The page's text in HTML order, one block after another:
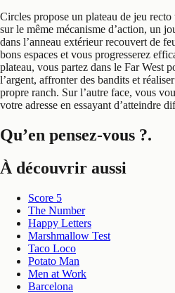
Circles propose un plateau de jeu
sur le même mécanisme d’action, un
dans l’anneau extérieur recouvert de
bons espaces et vous progresserez
plateau, vous partez dans le Far West
l’argent, affronter des bandits et
propre ranch. Sur l’autre face, vous
votre adresse en essayant d’atteindre
Qu’en pensez-vous ?.
À découvrir aussi
Score 5
The Number
Happy Letters
Marshmallow Test
Taco Loco
Potato Man
Men at Work
Barcelona